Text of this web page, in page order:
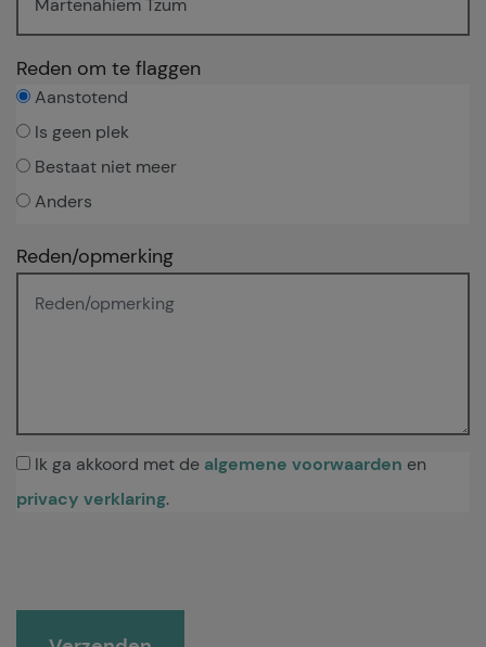
Reden om te flaggen
Aanstotend
Is geen plek
Bestaat niet meer
Anders
Reden/opmerking
Ik ga akkoord met de algemene voorwaarden en
privacy verklaring.